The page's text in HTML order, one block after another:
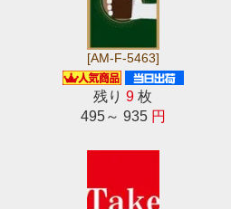
[AM-F-5463]
残り9 枚
495～ 935 円